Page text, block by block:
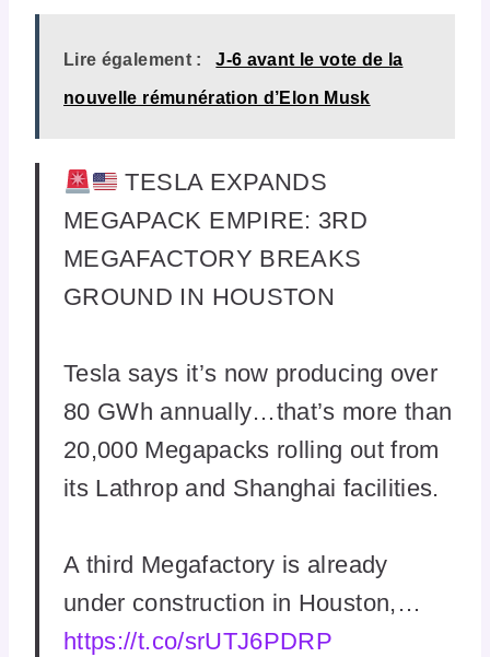
Lire également : J-6 avant le vote de la
nouvelle rémunération d’Elon Musk
TESLA EXPANDS
MEGAPACK EMPIRE: 3RD
MEGAFACTORY BREAKS
GROUND IN HOUSTON
Tesla says it’s now producing over
80 GWh annually…that’s more than
20,000 Megapacks rolling out from
its Lathrop and Shanghai facilities.
A third Megafactory is already
under construction in Houston,…
https://t.co/srUTJ6PDRP